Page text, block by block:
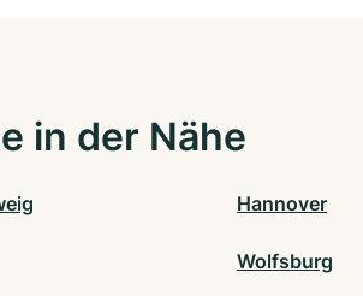
in der Nähe
Hannover
Wolfsburg